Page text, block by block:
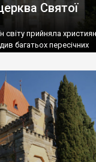
Святої
світу прийняла
багатьох пересічних